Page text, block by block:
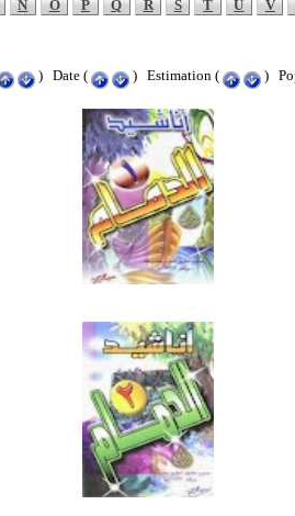
N O P Q R S T U V
) Date ( ) Estimation ( )